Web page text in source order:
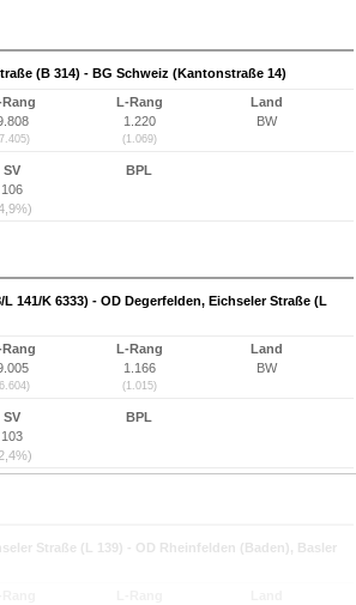
(B 314) - BG Schweiz (Kantonstraße 14)
Rang
L-Rang
1.220
(1.069)
Land
BW
SV
106
BPL
141/K 6333) - OD Degerfelden, Eichseler Straße (L
Rang
L-Rang
1.166
(1.015)
Land
BW
SV
103
BPL
Straße (L 139) - OD Rheinfelden (Baden), Basler